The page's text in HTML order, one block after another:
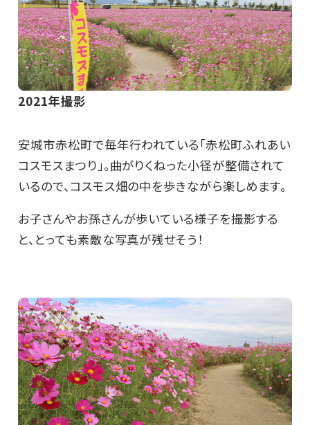
2021年撮影
安城市赤松町で毎年行われている「赤松町ふれあい
コスモスまつり」。曲がりくねった小径が整備されて
いるので、コスモス畑の中を歩きながら楽しめます。
お子さんやお孫さんが歩いている様子を撮影する
と、とっても素敵な写真が残せそう！